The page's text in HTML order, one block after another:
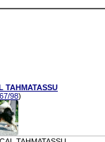
TAHMATASSU
98)